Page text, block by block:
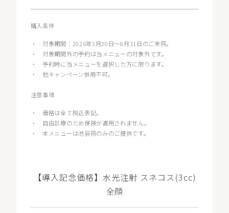
購入条件
・ 対象期間：2026年3月20日〜8月31日のご来院。
・ 対象期間外の予約は当メニューの対象外です。
・予約時に当メニューを選択した方に限ります。
・他キャンペーン併用不可。
注意事項
・価格は全て税込表記。
・
自由診療のため保険が適用されません。
・本メニューは池袋院のみのご提供です。
【導入記念価格】水光注射 スネコス(3cc)
全顔